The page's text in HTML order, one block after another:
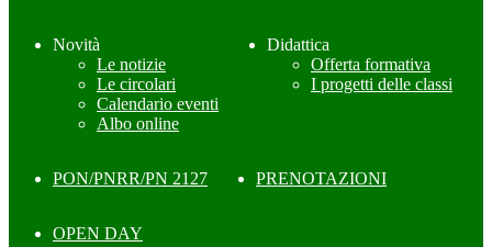
Novità
Le notizie
Le circolari
Calendario eventi
Albo online
Didattica
Offerta formativa
I progetti delle classi
PON/PNRR/PN 2127 PRENOTAZIONI
OPEN DAY